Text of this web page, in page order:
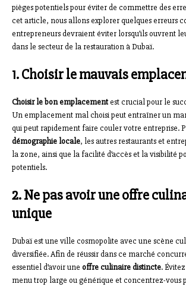
pièges potentiels pour éviter de commettre des
cet article, nous allons explorer quelques erreurs
entrepreneurs devraient éviter lorsqu’ils ouvrent
dans le secteur de la restauration à Dubaï.
1. Choisir le mauvais
Choisir le bon emplacementest crucial pour le
Un emplacement mal choisi peut entraîner un
qui peut rapidement faire couler votre entreprise.
démographie locale, les autres restaurants et
la zone, ainsi que la facilité d’accès et la visibilité
potentiels.
2. Ne pas avoir une offre
unique
Dubaï est une ville cosmopolite avec une scène
diversifiée. Afin de réussir dans ce marché
essentiel d’avoir une offre culinaire distincte.
menu trop large ou générique et concentrez-vous